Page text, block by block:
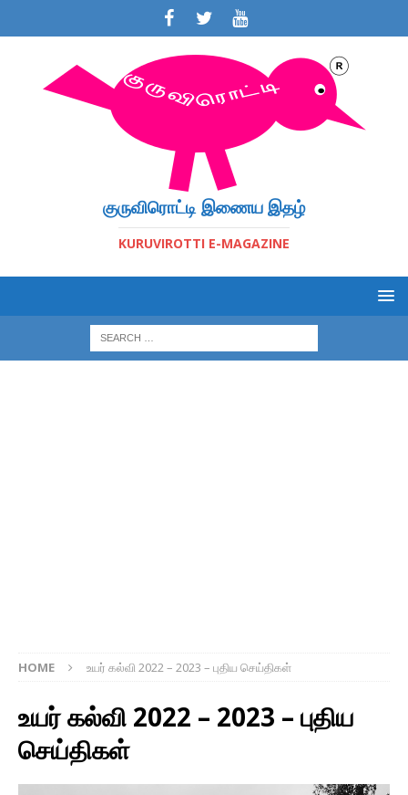
குருவிரொட்டி இணைய இதழ்
KURUVIROTTI E-MAGAZINE
HOME உயர் கல்வி 2022 – 2023 – புதிய செய்திகள்
உயர் கல்வி 2022 – 2023 – புதிய
செய்திகள்